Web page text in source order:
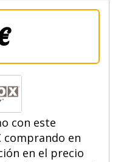
con este
comprando en
en el precio